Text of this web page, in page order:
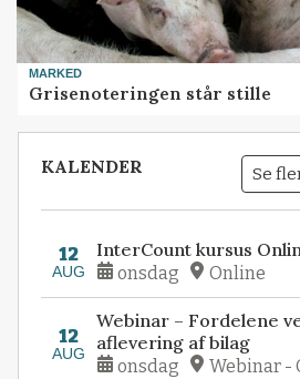
MARKED
Grisenoteringen står stille
KALENDER Se
12
AUG
InterCount kursus
onsdag Online
12
AUG
Webinar – Fordelene
aflevering af bilag
onsdag Webinar -